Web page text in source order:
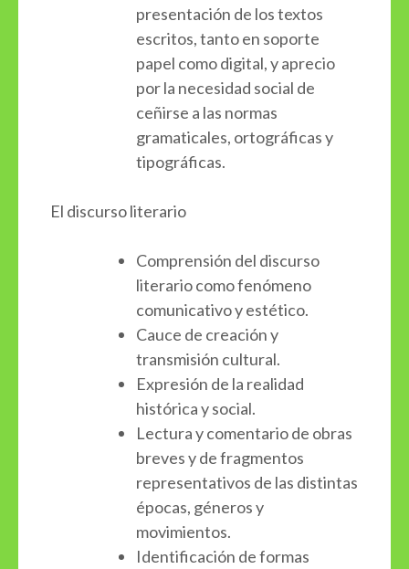
presentación de los textos
escritos, tanto en soporte
papel como digital, y aprecio
por la necesidad social de
ceñirse a las normas
gramaticales, ortográficas y
tipográficas.
El discurso literario
Comprensión del discurso
literario como fenómeno
comunicativo y estético.
Cauce de creación y
transmisión cultural.
Expresión de la realidad
histórica y social.
Lectura y comentario de obras
breves y de fragmentos
representativos de las distintas
épocas, géneros y
movimientos.
Identificación de formas